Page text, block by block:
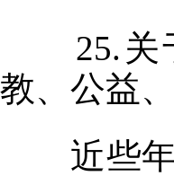
25.关于
教、公益
近些年